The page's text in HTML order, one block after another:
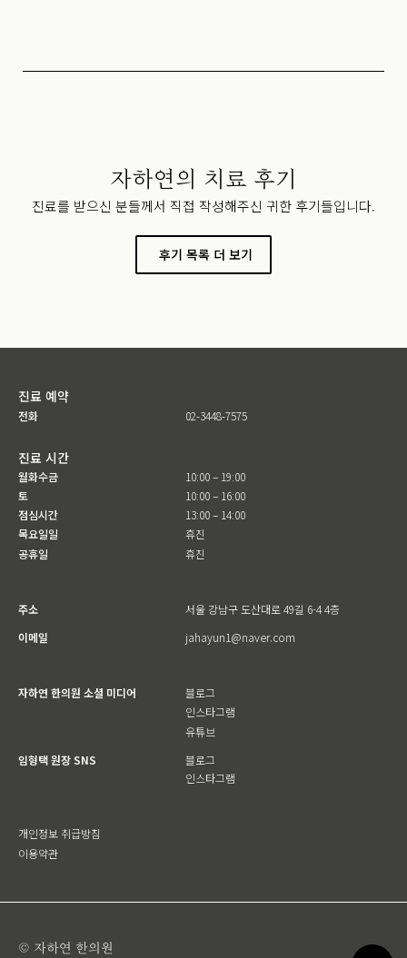
자하연의 치료 후기
진료를 받으신 분들께서 직접 작성해주신 귀한 후기들입니다.
후기 목록 더 보기
진료 예약
전화 02-3448-7575
진료 시간
월화수금
토
점심시간
목요일일
공휴일
10:00 – 19:00
10:00 – 16:00
13:00 – 14:00
휴진
휴진
주소
서울 강남구 도산대로 49길 6-4 4층
이메일
jahayun1@naver.com
자하연 한의원 소셜 미디어
블로그
인스타그램
유튜브
임형택 원장 SNS
블로그
인스타그램
개인정보 취급방침
이용약관
© 자하연 한의원